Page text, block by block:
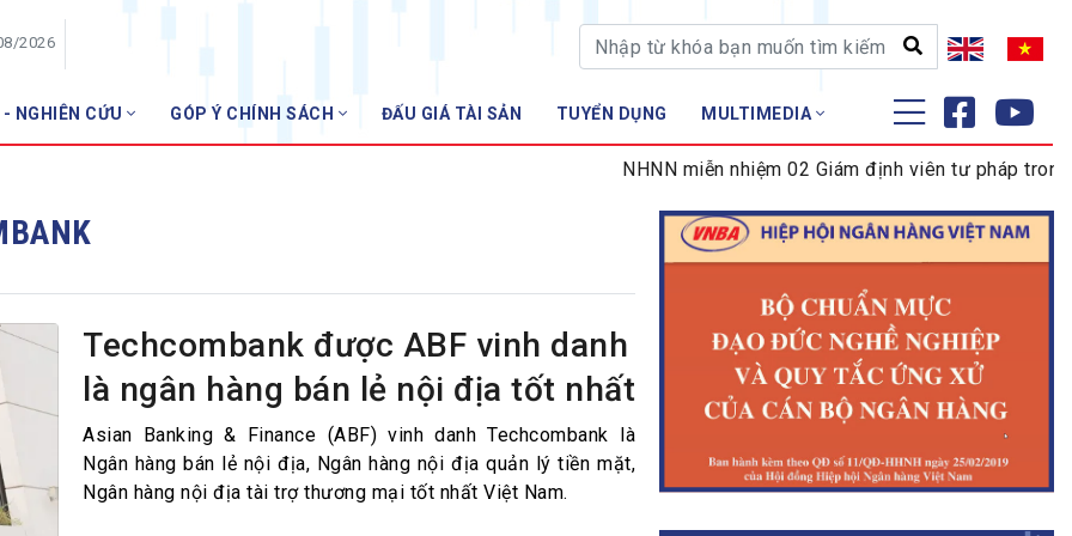
2026
NGHIÊN CỨU GÓP Ý CHÍNH SÁCH ĐẤU GIÁ TÀI SẢN TUYỂN DỤNG MULTIMEDIA
hàng
ĐÀO TẠO - NGHIÊN CỨU
Tập huấn
NHNN miễn nhiệm 02 Giám định viên tư pháp trong
Techcombank được ABF vinh danh
là ngân hàng bán lẻ nội địa tốt nhất
Asian Banking & Finance (ABF) vinh danh Techcombank là
Ngân hàng bán lẻ nội địa, Ngân hàng nội địa quản lý tiền mặt,
Ngân hàng nội địa tài trợ thương mại tốt nhất Việt Nam.